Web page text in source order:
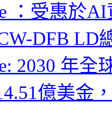
：受惠於
DFB LD
2030 年
億美金